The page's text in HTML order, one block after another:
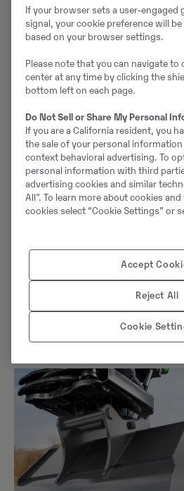
Spara tid och pengar med
Attachment Detection-
lösningen för
och bärare. Redskapsbytena
i tid och kostnader som läggs
Systemet använder sig av
aktiverade Smart Tags som
arbetsledare och förare. I
mobilappen Volvo Attachment
användarna enkelt hålla reda
hur de används och aktuell
If your browser sets a user-engaged
signal, your cookie preference will
based on your browser settings.
Please note that you can navigate to
center at any time by clicking the
bottom left on each page.
Do Not Sell or Share My Personal
If you are a California resident, you
the sale of your personal
context behavioral advertising. To
personal information with third
advertising cookies and similar
All". To learn more about cookies
cookies select “Cookie Settings” or
Accept
Reject All
Cookie